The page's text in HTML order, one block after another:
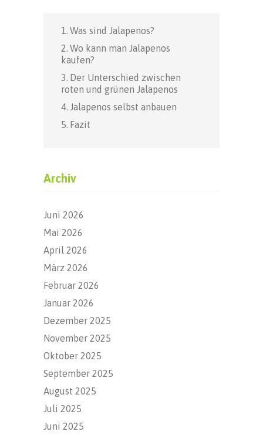
Was sind Jalapenos?
Wo kann man Jalapenos
kaufen?
Der Unterschied zwischen
roten und grünen Jalapenos
Jalapenos selbst anbauen
Fazit
Archiv
Juni 2026
Mai 2026
April 2026
März 2026
Februar 2026
Januar 2026
Dezember 2025
November 2025
Oktober 2025
September 2025
August 2025
Juli 2025
Juni 2025